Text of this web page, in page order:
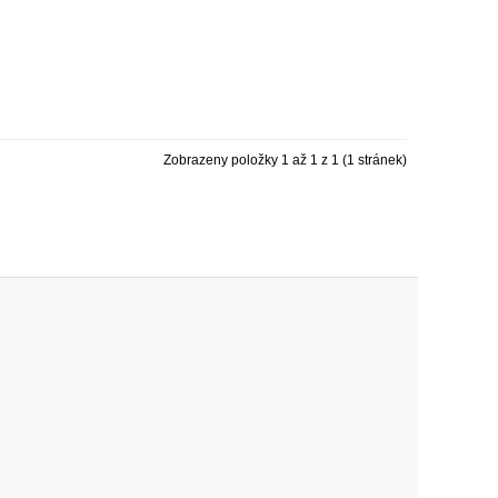
Zobrazeny položky 1 až 1 z 1 (1 stránek)